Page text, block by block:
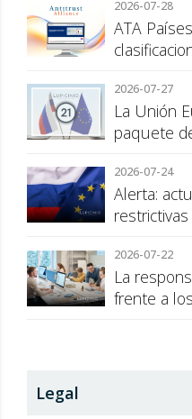
2026-07-28
ATA
consumidor
2026-07-27
La Unión
paquete
2026-07-24
Alerta:
2026-07-22
La
frente a
Legal